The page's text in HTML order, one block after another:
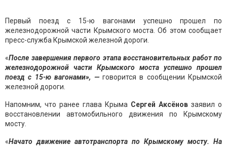
Первый поезд с 15-ю вагонами успешно прошел по
железнодорожной части Крымского моста. Об этом сообщает
пресс-служба Крымской железной дороги.
«После завершения первого этапа восстановительных работ по
железнодорожной части Крымского моста успешно прошел
поезд с 15-ю вагонами», — говорится в сообщении Крымской
железной дороги.
Напомним, что ранее глава Крыма Сергей Аксёнов заявил о
восстановлении автомобильного движения по Крымскому
мосту.
«Начато движение автотранспорта по Крымскому мосту. На